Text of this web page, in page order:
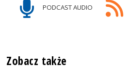
PODCAST AUDIO
Zobacz także